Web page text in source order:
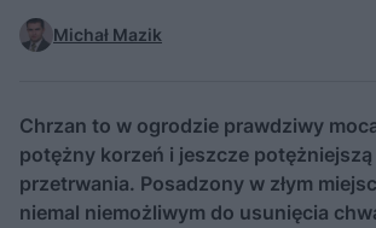
Michał Mazik
Chrzan to w ogrodzie prawdziwy
potężny korzeń i jeszcze
przetrwania. Posadzony w złym
niemal niemożliwym do usunięcia